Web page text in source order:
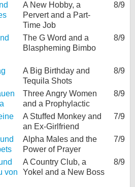
A New Hobby, a
Pervert and a Part-
Time Job
8/9
The G Word and a
Blaspheming Bimbo
8/9
A Big Birthday and
Tequila Shots
8/9
Three Angry Women
and a Prophylactic
8/9
A Stuffed Monkey and
an Ex-Girlfriend
7/9
Alpha Males and the
Power of Prayer
7/9
von
A Country Club, a
Yokel and a New Boss
8/9